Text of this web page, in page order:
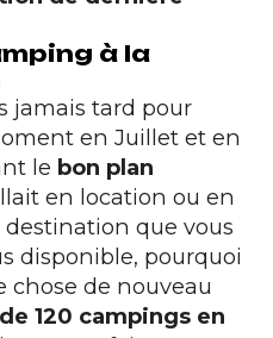
à la
jamais tard pour
en Juillet et en
le bon plan
en location ou en
que vous
disponible, pourquoi
chose de nouveau
120 campings en